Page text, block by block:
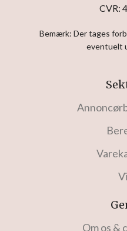
CVR:
Bemærk: Der tages
eventuelt
Om os &